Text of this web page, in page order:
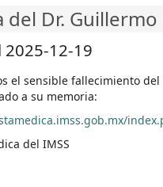
del Dr.
2025-12-19
el sensible fallecimiento del
a su memoria:
del IMSS